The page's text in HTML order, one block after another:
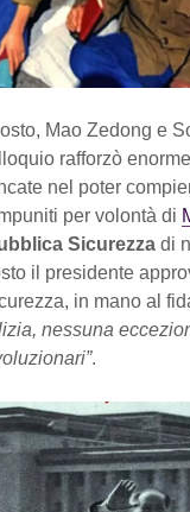
Mao Zedong e
rafforzò
nel poter
per volontà di
Sicurezza di
il presidente
in mano al
nessuna
.